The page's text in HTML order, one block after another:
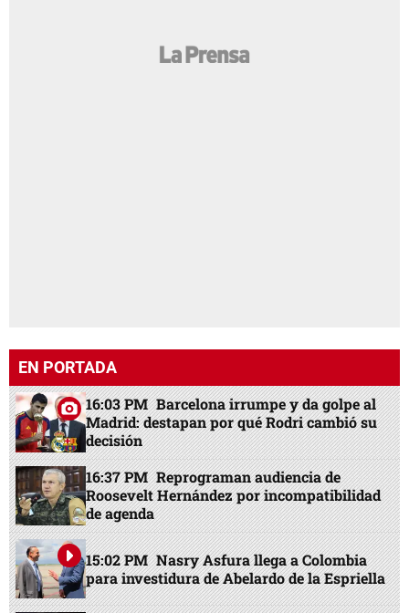
EN PORTADA
16:03 PM Barcelona irrumpe y da golpe al
Madrid: destapan por qué Rodri cambió su
decisión
16:37 PM Reprograman audiencia de
Roosevelt Hernández por incompatibilidad
de agenda
15:02 PM Nasry Asfura llega a Colombia
para investidura de Abelardo de la Espriella